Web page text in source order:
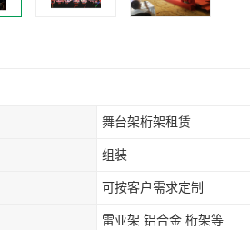
舞台架桁架租赁
组装
可按客户需求定制
雷亚架 铝合金 桁架等